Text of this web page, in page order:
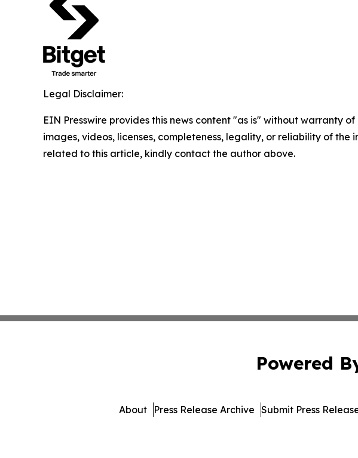
Legal Disclaimer:
EIN Presswire provides this news content "as is" without warranty
images, videos, licenses, completeness, legality, or reliability of
related to this article, kindly contact the author above.
Powered
About Press Release Archive Submit Press